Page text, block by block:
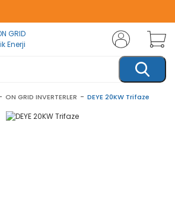
ON GRID INVERTERLER DEYE 20KW Trifaze